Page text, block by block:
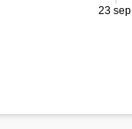
23 sep.